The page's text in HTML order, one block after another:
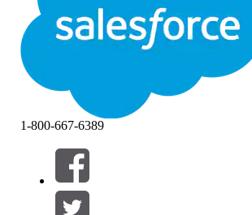
結束
篩選條件： (0)
選取篩選
1-800-667-6389